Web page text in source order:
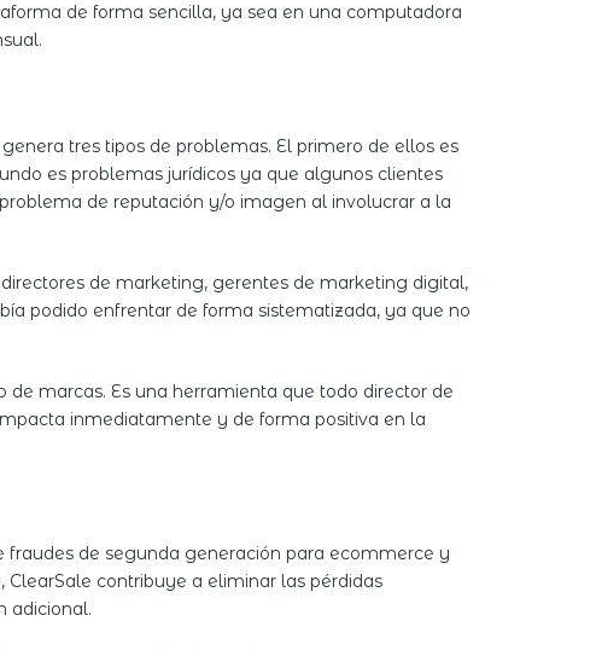
de forma sencilla, ya sea en una computadora
tres tipos de problemas. El primero de ellos es
es problemas jurídicos ya que algunos clientes
de reputación y/o imagen al involucrar a la
de marketing, gerentes de marketing digital,
podido enfrentar de forma sistematizada, ya que no
de marcas. Es una herramienta que todo director de
inmediatamente y de forma positiva en la
fraudes de segunda generación para ecommerce y
contribuye a eliminar las pérdidas
adicional.